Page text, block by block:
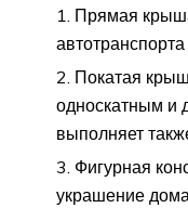
Прямая
Покатая
односкатным и
выполняет
Фигурная
украшение дома